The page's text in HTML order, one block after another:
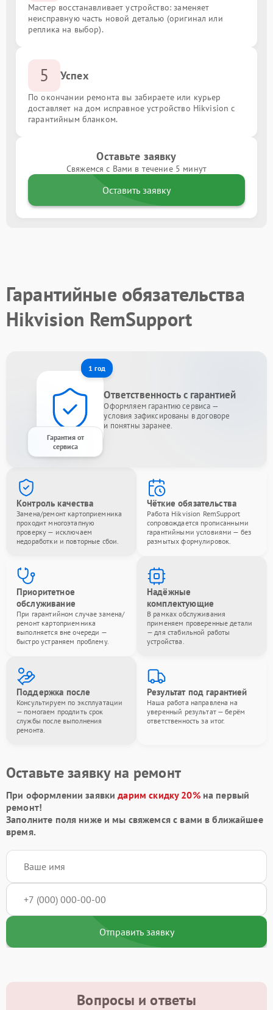
Мастер восстанавливает устройство: заменяет
неисправную часть новой деталью (оригинал или
реплика на выбор).
5 Успех
По окончании ремонта вы забираете или курьер
доставляет на дом исправное устройство Hikvision с
гарантийным бланком.
Оставьте заявку
Свяжемся с Вами в течение 5 минут
Оставить заявку
Гарантийные обязательства
Hikvision RemSupport
1 год
Гарантия от
сервиса
Ответственность с гарантией
Оформляем гарантию сервиса —
условия зафиксированы в договоре
и понятны заранее.
Контроль качества
Замена/ремонт картоприемника
проходит многоэтапную
проверку — исключаем
недоработки и повторные сбои.
Чёткие обязательства
Работа Hikvision RemSupport
сопровождается прописанными
гарантийными условиями — без
размытых формулировок.
Приоритетное
обслуживание
При гарантийном случае замена/
ремонт картоприемника
выполняется вне очереди —
быстро устраняем проблему.
Надёжные
комплектующие
В рамках обслуживания
применяем проверенные детали
— для стабильной работы
устройства.
Поддержка после
Консультируем по эксплуатации
— помогаем продлить срок
службы после выполнения
ремонта.
Результат под гарантией
Наша работа направлена на
уверенный результат — берём
ответственность за итог.
Оставьте заявку на ремонт
При оформлении заявкидарим скидку 20%на первый
ремонт!
Заполните поля ниже и мы свяжемся с вами в ближайшее
время.
Отправить заявку
Вопросы и ответы